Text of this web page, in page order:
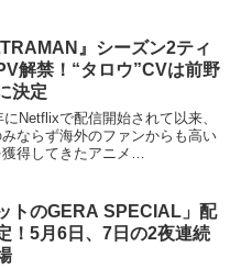
話無料配信が決...』シーズン2ティ
解禁！“タロウ”CVは前野
決定
にNetflixで配信開始されて以来、
みならず海外のファンからも高い
獲得してきたアニメ
が決定、ビデオメッセージも到着
11月...
トのGERA SPECIAL」配
！5月6日、7日の2夜連続